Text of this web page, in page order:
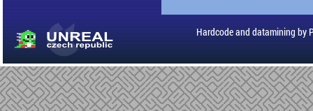
Hardcode and datamining by